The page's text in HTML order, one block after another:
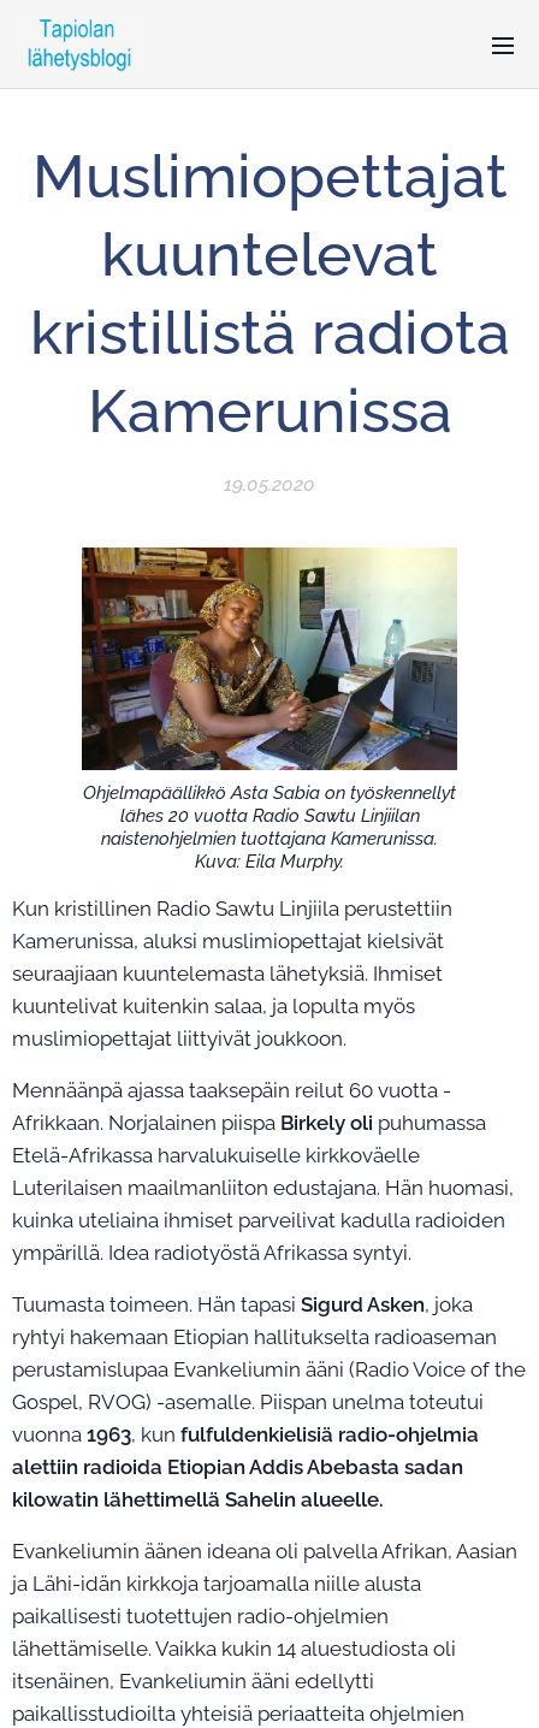
Muslimiopettajat
kuuntelevat
kristillistä radiota
Kamerunissa
19.05.2020
Ohjelmapäällikkö Asta Sabia on työskennellyt
lähes 20 vuotta Radio Sawtu Linjiilan
naistenohjelmien tuottajana Kamerunissa.
Kuva: Eila Murphy.
Kun kristillinen Radio Sawtu Linjiila perustettiin
Kamerunissa, aluksi muslimiopettajat kielsivät
seuraajiaan kuuntelemasta lähetyksiä. Ihmiset
kuuntelivat kuitenkin salaa, ja lopulta myös
muslimiopettajat liittyivät joukkoon.
Mennäänpä ajassa taaksepäin reilut 60 vuotta -
Afrikkaan. Norjalainen piispa Birkely oli puhumassa
Etelä-Afrikassa harvalukuiselle kirkkoväelle
Luterilaisen maailmanliiton edustajana. Hän huomasi,
kuinka uteliaina ihmiset parveilivat kadulla radioiden
ympärillä. Idea radiotyöstä Afrikassa syntyi.
Tuumasta toimeen. Hän tapasi Sigurd Asken, joka
ryhtyi hakemaan Etiopian hallitukselta radioaseman
perustamislupaa Evankeliumin ääni (Radio Voice of the
Gospel, RVOG) -asemalle. Piispan unelma toteutui
vuonna 1963, kun fulfuldenkielisiä radio-ohjelmia
alettiin radioida Etiopian Addis Abebasta sadan
kilowatin lähettimellä Sahelin alueelle.
Evankeliumin äänen ideana oli palvella Afrikan, Aasian
ja Lähi-idän kirkkoja tarjoamalla niille alusta
paikallisesti tuotettujen radio-ohjelmien
lähettämiselle. Vaikka kukin 14 aluestudiosta oli
itsenäinen, Evankeliumin ääni edellytti
paikallisstudioilta yhteisiä periaatteita ohjelmien